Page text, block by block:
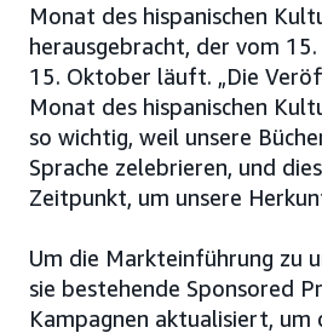
Monat des hispanischen
herausgebracht, der vom
15. Oktober läuft. „Die
Monat des hispanischen
so wichtig, weil unsere
Sprache zelebrieren, und
Zeitpunkt, um unsere
Um die Markteinführung zu
sie bestehende Sponsored
Kampagnen aktualisiert, um